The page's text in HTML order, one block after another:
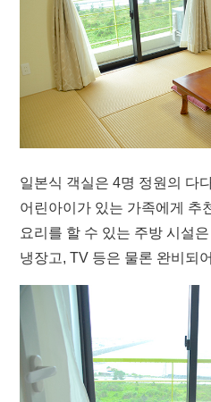
일본식 객실은 4명 정원의 다
어린아이가 있는 가족에게 추
요리를 할 수 있는 주방 시설
냉장고, TV 등은 물론 완비되